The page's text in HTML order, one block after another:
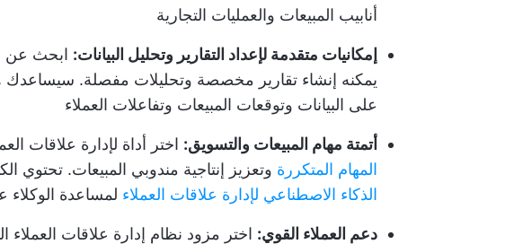
أنابيب المبيعات والعمليات التجارية
إمكانيات متقدمة لإعداد التقارير وتحليل البيانات: ابحث عن
يمكنه إنشاء تقارير مخصصة وتحليلات مفصلة. سيساعدك
على البيانات وتوقعات المبيعات وتفاعلات العملاء
أتمتة مهام المبيعات والتسويق: اختر أداة لإدارة علاقات
المهام المتكررة وتعزيز إنتاجية مندوبي المبيعات. تحتوي
الذكاء الاصطناعي لإدارة علاقات العملاء لمساعدة الوكلاء
دعم العملاء القوي: اختر مزود نظام إدارة علاقات العملاء